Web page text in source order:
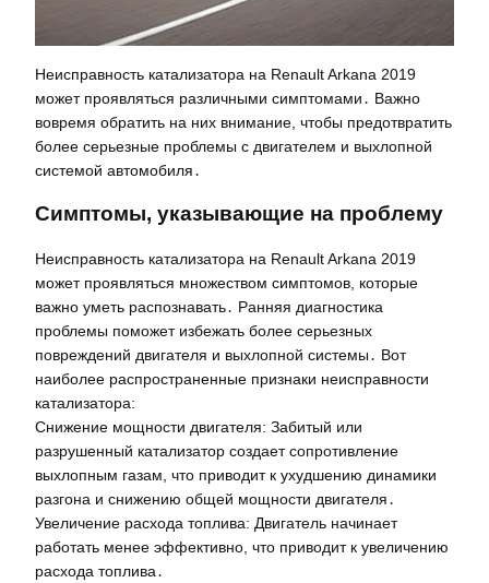
Неисправность катализатора на Renault Arkana 2019
может проявляться различными симптомами․ Важно
вовремя обратить на них внимание, чтобы предотвратить
более серьезные проблемы с двигателем и выхлопной
системой автомобиля․
Симптомы, указывающие на проблему
Неисправность катализатора на Renault Arkana 2019
может проявляться множеством симптомов, которые
важно уметь распознавать․ Ранняя диагностика
проблемы поможет избежать более серьезных
повреждений двигателя и выхлопной системы․ Вот
наиболее распространенные признаки неисправности
катализатора:
Снижение мощности двигателя: Забитый или
разрушенный катализатор создает сопротивление
выхлопным газам, что приводит к ухудшению динамики
разгона и снижению общей мощности двигателя․
Увеличение расхода топлива: Двигатель начинает
работать менее эффективно, что приводит к увеличению
расхода топлива․